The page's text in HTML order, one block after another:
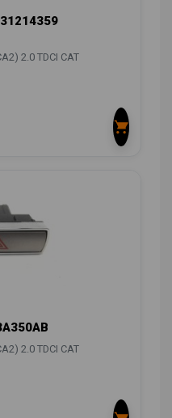
2.0 TDCI CAT
2.0 TDCI CAT